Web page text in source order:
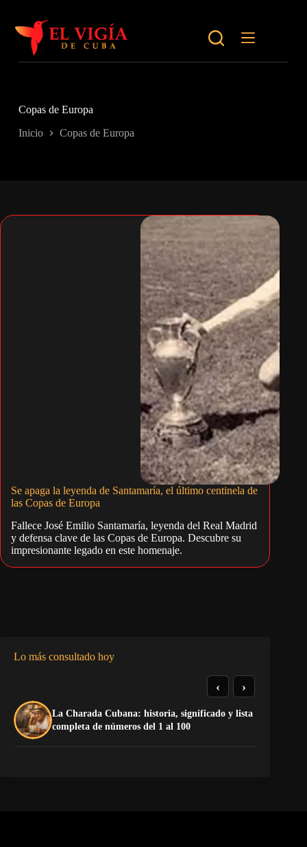
contenido
Copas de Europa
Inicio Copas de Europa
Se apaga la leyenda de Santamaría, el último centinela de
las Copas de Europa
Fallece José Emilio Santamaría, leyenda del Real Madrid
y defensa clave de las Copas de Europa. Descubre su
impresionante legado en este homenaje.
Lo más consultado hoy
La Charada Cubana: historia, significado y lista
completa de números del 1 al 100
‹ ›